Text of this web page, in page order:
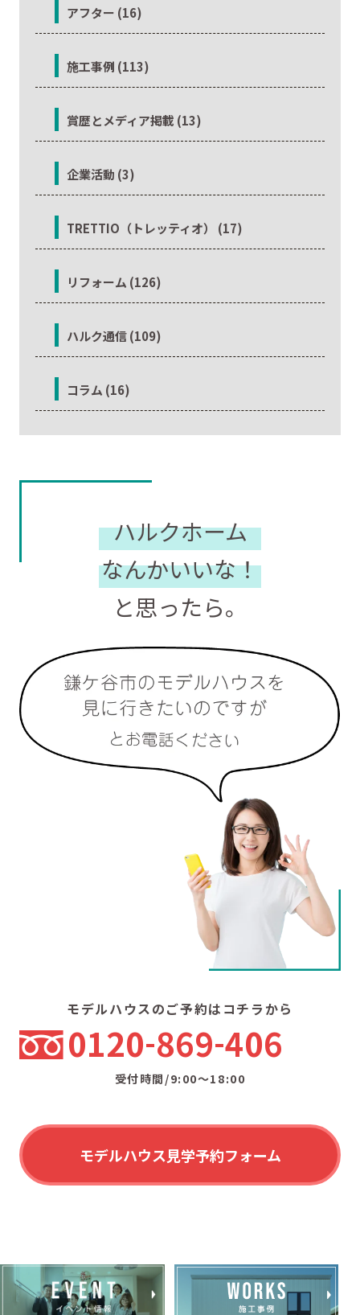
アフター (16)
施工事例 (113)
賞歴とメディア掲載 (13)
企業活動 (3)
TRETTIO（トレッティオ） (17)
リフォーム (126)
ハルク通信 (109)
コラム (16)
ハルクホーム
なんかいいな！
と思ったら。
モデルハウスのご予約はコチラから
0120 869 406
受付時間/9:00〜18:00
モデルハウス見学予約フォーム